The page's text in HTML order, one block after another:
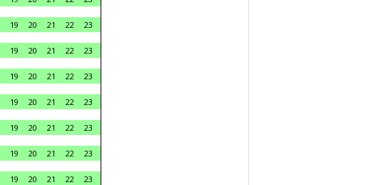
19 20 21 22
23
19 20 21 22
23
19 20 21 22
23
19 20 21 22
23
19 20 21 22
23
19 20 21 22
23
19 20 21 22
23